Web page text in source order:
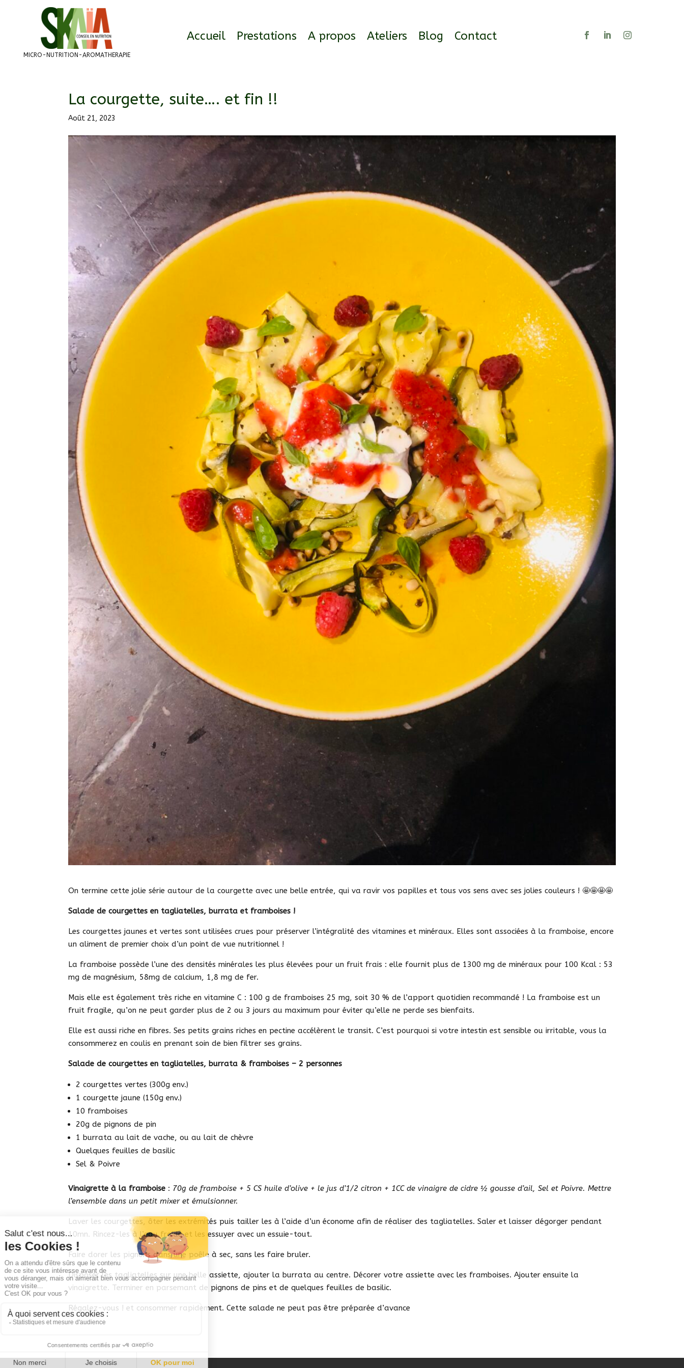
MICRO-NUTRITION-AROMATHERAPIE
Accueil Prestations A propos Ateliers Blog Contact
La courgette, suite…. et fin !!
Août 21, 2023
On termine cette jolie série autour de la courgette avec une belle entrée, qui va ravir vos papilles et tous vos sens avec ses jolies couleurs ! 🤩🤩🤩🤩
Salade de courgettes en tagliatelles, burrata et framboises !
Les courgettes jaunes et vertes sont utilisées crues pour préserver l’intégralité des vitamines et minéraux. Elles sont associées à la framboise, encore
un aliment de premier choix d’un point de vue nutritionnel !
La framboise possède l’une des densités minérales les plus élevées pour un fruit frais : elle fournit plus de 1300 mg de minéraux pour 100 Kcal : 53
mg de magnésium, 58mg de calcium, 1,8 mg de fer.
Mais elle est également très riche en vitamine C : 100 g de framboises 25 mg, soit 30 % de l’apport quotidien recommandé ! La framboise est un
fruit fragile, qu’on ne peut garder plus de 2 ou 3 jours au maximum pour éviter qu’elle ne perde ses bienfaits.
Elle est aussi riche en fibres. Ses petits grains riches en pectine accélèrent le transit. C’est pourquoi si votre intestin est sensible ou irritable, vous la
consommerez en coulis en prenant soin de bien filtrer ses grains.
Salade de courgettes en tagliatelles, burrata & framboises – 2 personnes
2 courgettes vertes (300g env.)
1 courgette jaune (150g env.)
10 framboises
20g de pignons de pin
1 burrata au lait de vache, ou au lait de chèvre
Quelques feuilles de basilic
Sel & Poivre
Vinaigrette à la framboise : 70g de framboise + 5 CS huile d’olive + le jus d’1/2 citron + 1CC de vinaigre de cidre ½ gousse d’ail, Sel et Poivre. Mettre
l’ensemble dans un petit mixer et émulsionner.
Laver les courgettes, ôter les extrémités puis tailler les à l’aide d’un économe afin de réaliser des tagliatelles. Saler et laisser dégorger pendant
10mn. Rincez-les à l’eau froide et les essuyer avec un essuie-tout.
Faire dorer les pignons dans une poêle à sec, sans les faire bruler.
Disposer les tagliatelles sur une belle assiette, ajouter la burrata au centre. Décorer votre assiette avec les framboises. Ajouter ensuite la
vinaigrette. Terminer en parsemant de pignons de pins et de quelques feuilles de basilic.
Régalez-vous ! et consommer rapidement. Cette salade ne peut pas être préparée d’avance